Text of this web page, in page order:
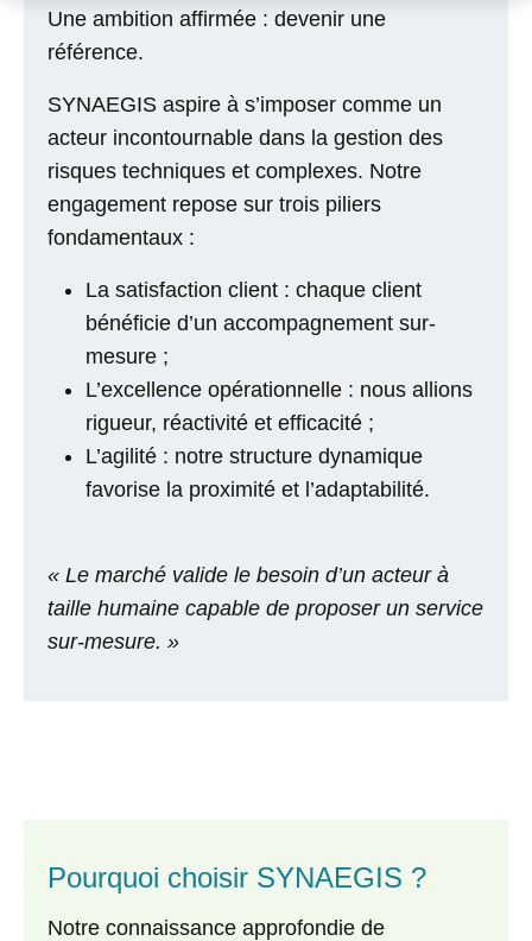
Une ambition affirmée : devenir une
référence.
SYNAEGIS aspire à s’imposer comme un
acteur incontournable dans la gestion des
risques techniques et complexes. Notre
engagement repose sur trois piliers
fondamentaux :
La satisfaction client : chaque client
bénéficie d’un accompagnement sur-
mesure ;
L’excellence opérationnelle : nous allions
rigueur, réactivité et efficacité ;
L’agilité : notre structure dynamique
favorise la proximité et l’adaptabilité.
« Le marché valide le besoin d’un acteur à
taille humaine capable de proposer un service
sur-mesure. »
Pourquoi choisir SYNAEGIS ?
Notre connaissance approfondie de